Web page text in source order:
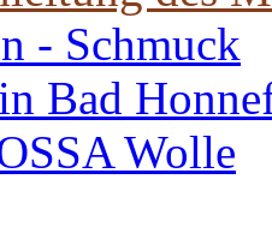
- Schmuck
Bad
Wolle